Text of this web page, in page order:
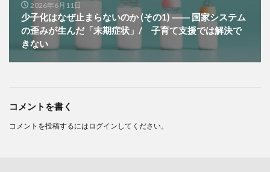
2026年6月11日
少子化はなぜ止まらないのか (その1) ―― 国家システム
の歪みが生んだ「末期症状」/ 子育て支援では解決で
きない
コメントを書く
コメントを投稿するには ログイン してください。